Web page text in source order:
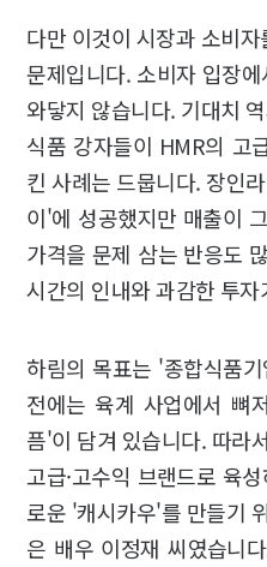
다만 이것이 시장과 소비
문제입니다. 소비자 입장
와닿지 않습니다. 기대치
식품 강자들이 HMR의 고
킨 사례는 드뭅니다. 장인
이'에 성공했지만 매출이
가격을 문제 삼는 반응도
시간의 인내와 과감한 투
하림의 목표는 '종합식품
전에는 육계 사업에서 뼈
픔'이 담겨 있습니다. 따라
고급·고수익 브랜드로 육
로운 '캐시카우'를 만들기
은 배우 이정재 씨였습니